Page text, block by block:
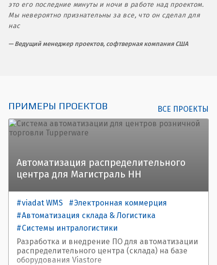
это его последние минуты и ночи в работе над проектом.
Мы невероятно признательны за все, что он сделал для
нас
Ведущий менеджер проектов, софтверная компания США
ПРИМЕРЫ ПРОЕКТОВ ВСЕ ПРОЕКТЫ
Автоматизация распределительного
центра для Магистраль НН
viadat WMS
Электронная коммерция
Автоматизация склада & Логистика
Системы интралогистики
Цифровой ритейл
Цифровая трансформация
Разработка и внедрение ПО для автоматизации
распределительного центра (склада) на базе
оборудования Viastore